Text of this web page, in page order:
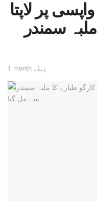
پر لاپتا
سمندر
1 month پہلے